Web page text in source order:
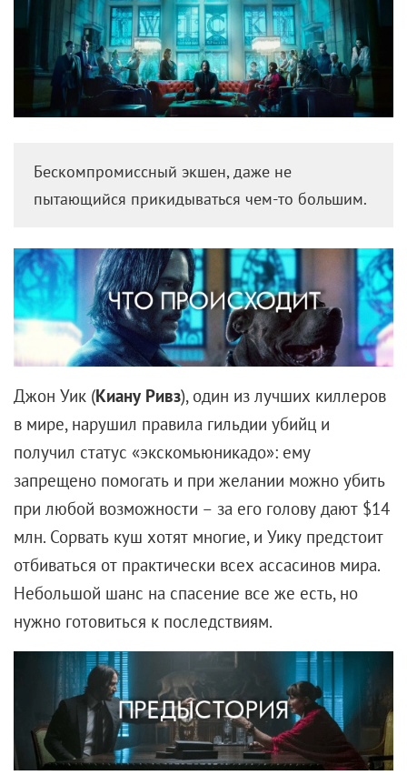
Еще пять лет назад все задавались вопросом: куда
делся Райан Рейнольдс? Как он сумел уничтожить
свою карьеру, которая едва началась? Не помогла
ни образцовая внешность супергероя, ни громкие
ни ежегодное присутствие в списках самых
сексуальных мужчин шоу-бизнеса.
Ирония в том, что как только актер спрятал свое
лицо под маской, а свой брак — от вездесущих
папарацци, у него сразу все наладилось. И даже
больше: после «Дэдпула» он снова — суперзвезда
номер один. Его следующий шаг — убрать себя с
экрана полностью: в новой версии «Покемона.
Детектив Пикачу» он играет этого самого Пикачу —
зверька размером с собачку, с писклявым голосом
и наэлектризованными щечками, которые можно
использовать как оружие, а можно — как зарядку
для айфона.
Как считает сам Райан, подобная роль — это то, что
нужно:«Мое лучшее качество— самоирония, своего
рода самозащита, совершенно необходимая в
ли я месте, моя ли это игра».
Да уж. Сомневается
даже его партнерша по «Дэдпулу» Лесли Аггамс:
«Райан — не Дуэйн Джонсон
Когда Скала входит в
комнату, все реагируют так: «Боже! Это же Скала!